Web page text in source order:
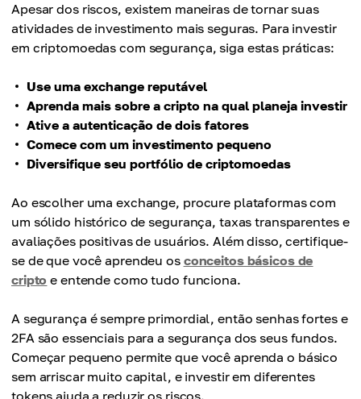
Apesar dos riscos, existem maneiras de tornar suas
atividades de investimento mais seguras. Para investir
em criptomoedas com segurança, siga estas práticas:
Use uma exchange reputável
Aprenda mais sobre a cripto na qual planeja investir
Ative a autenticação de dois fatores
Comece com um investimento pequeno
Diversifique seu portfólio de criptomoedas
Ao escolher uma exchange, procure plataformas com
um sólido histórico de segurança, taxas transparentes e
avaliações positivas de usuários. Além disso, certifique-
se de que você aprendeu os conceitos básicos de
cripto e entende como tudo funciona.
A segurança é sempre primordial, então senhas fortes e
2FA são essenciais para a segurança dos seus fundos.
Começar pequeno permite que você aprenda o básico
sem arriscar muito capital, e investir em diferentes